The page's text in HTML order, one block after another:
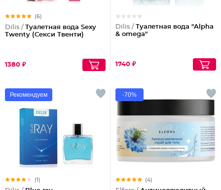
(6)
Dilis / Туалетная вода Sexy
Twenty (Секси Твенти)
1380 ₽
Dilis / Туалетная вода "Alpha
& omega"
1740 ₽
Рекомендуем
(1)
-70%
(4)